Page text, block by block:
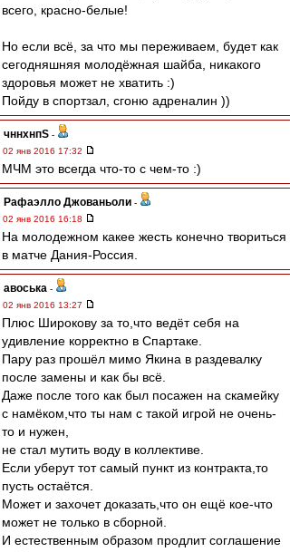
всего, красно-белые!
Но если всё, за что мы переживаем, будет как
сегодняшняя молодёжная шайба, никакого
здоровья может не хватить :)
Пойду в спортзал, сгоню адреналин ))
чннхнпS -
02 янв 2016 17:32
МЧМ это всегда что-то с чем-то :)
Рафаэлло Джованьоли -
02 янв 2016 16:18
На молодежном какее жесть конечно твориться
в матче Дания-Россия.
авоська -
02 янв 2016 13:27
Плюс Широкову за то,что ведёт себя на
удивление корректно в Спартаке.
Пару раз прошёл мимо Якина в раздевалку
после замены и как бы всё.
Даже после того как был посажен на скамейку
с намёком,что ты нам с такой игрой не очень-
то и нужен,
не стал мутить воду в коллективе.
Если уберут тот самый пункт из контракта,то
пусть остаётся.
Может и захочет доказать,что он ещё кое-что
может не только в сборной.
И естественным образом продлит соглашение